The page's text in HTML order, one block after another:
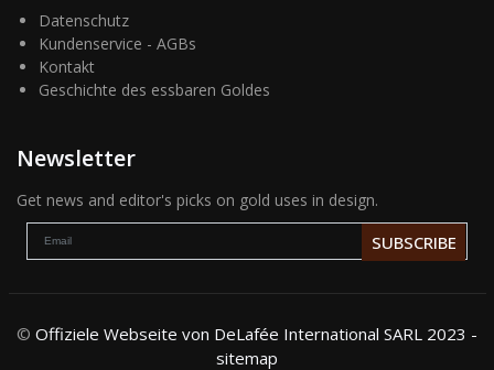
Datenschutz
Kundenservice - AGBs
Kontakt
Geschichte des essbaren Goldes
Newsletter
Get news and editor's picks on gold uses in design.
SUBSCRIBE
© Offiziele Webseite von DeLafée International SARL 2023 -
sitemap